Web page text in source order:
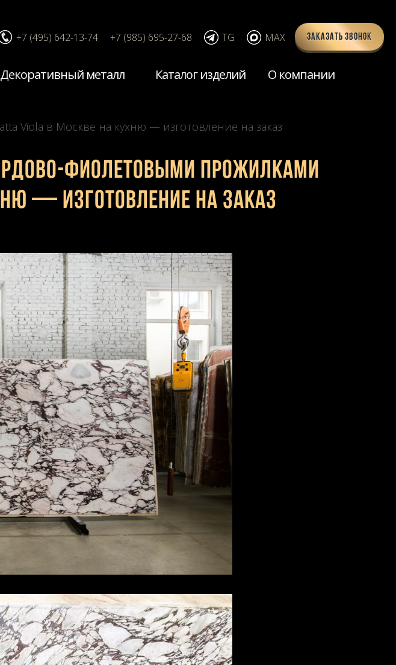
Заказать звонок
+7 (495) 642-13-74 +7 (985) 695-27-68 TG MAX
Декоративный металл Каталог изделий О компании
Viola в Москве на кухню — изготовление на заказ
фиолетовыми прожилками
— изготовление на заказ